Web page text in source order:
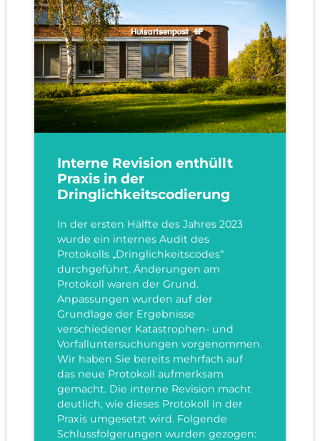
Interne Revision enthüllt
Praxis in der
Dringlichkeitscodierung
In der ersten Hälfte des Jahres 2023
wurde ein internes Audit des
Protokolls „Dringlichkeitscodes“
durchgeführt. Änderungen am
Protokoll waren der Grund.
Anpassungen wurden auf der
Grundlage der Ergebnisse
verschiedener Katastrophen- und
Vorfalluntersuchungen vorgenommen.
Wir haben Sie bereits mehrfach auf
das neue Protokoll aufmerksam
gemacht. Die interne Revision macht
deutlich, wie dieses Protokoll in der
Praxis umgesetzt wird. Folgende
Schlussfolgerungen wurden gezogen: